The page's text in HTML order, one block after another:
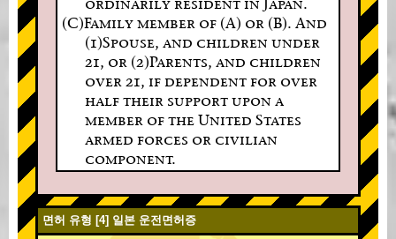
(C)Family member of (A) or (B). And
(1)Spouse, and children under
21, or (2)Parents, and children
over 21, if dependent for over
half their support upon a
member of the United States
armed forces or civilian
component.
면허 유형 [4] 일본 운전면허증